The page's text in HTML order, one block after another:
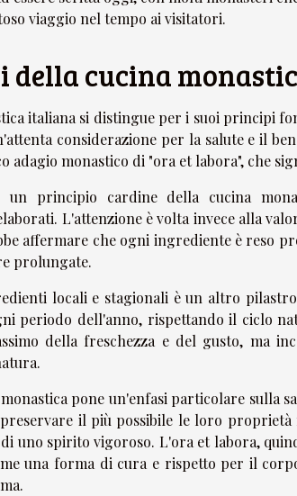
viaggio nel tempo ai visitatori.
della cucina
italiana si distingue per i suoi principi
considerazione per la salute e il
adagio monastico di "ora et labora", che
un principio cardine della cucina
L'attenzione è volta invece alla
affermare che ogni ingrediente è reso
prolungate.
locali e stagionali è un altro
periodo dell'anno, rispettando il ciclo
della freschezza e del gusto, ma
pone un'enfasi particolare sulla
il più possibile le loro
uno spirito vigoroso. L'ora et labora,
una forma di cura e rispetto per il